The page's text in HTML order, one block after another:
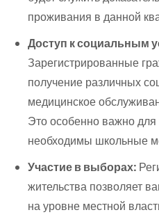
проживания в данной
Доступ к социальным
Зарегистрированные
получение различных
медицинское
Это особенно важно
необходимы школьные
Участие в выборах:
жительства позволяет
на уровне местной